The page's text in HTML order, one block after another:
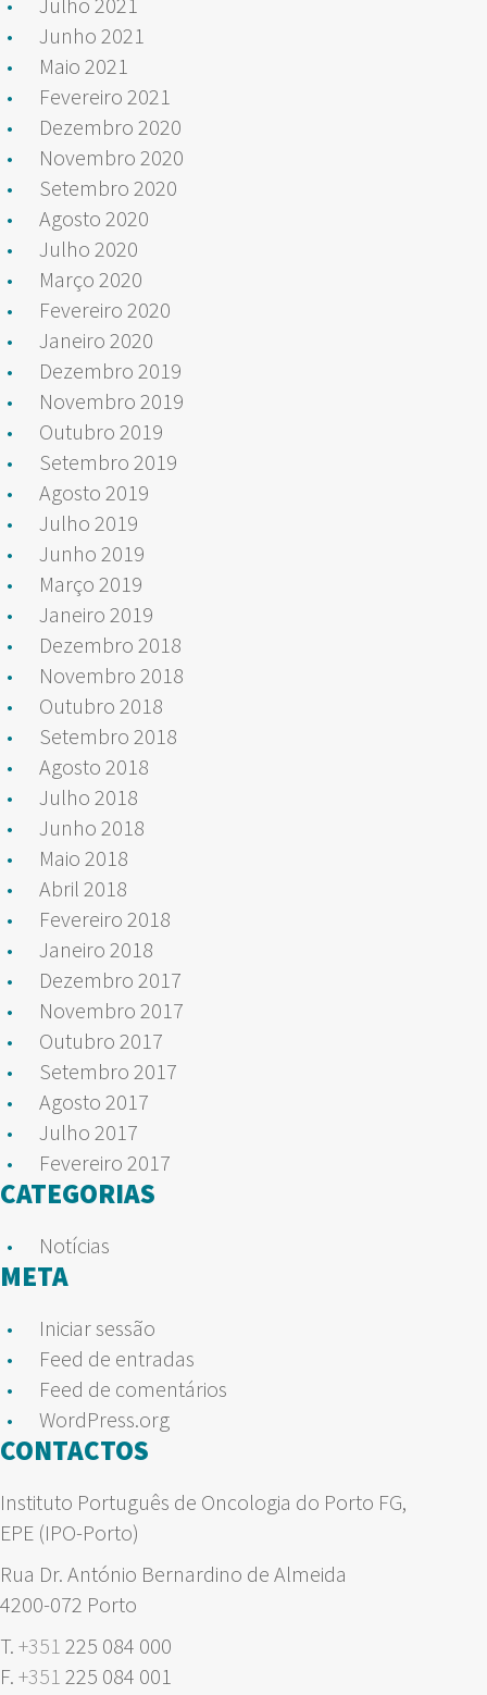
Junho 2021
Maio 2021
Fevereiro 2021
Dezembro 2020
Novembro 2020
Setembro 2020
Agosto 2020
Julho 2020
Março 2020
Fevereiro 2020
Janeiro 2020
Dezembro 2019
Novembro 2019
Outubro 2019
Setembro 2019
Agosto 2019
Julho 2019
Junho 2019
Março 2019
Janeiro 2019
Dezembro 2018
Novembro 2018
Outubro 2018
Setembro 2018
Agosto 2018
Julho 2018
Junho 2018
Maio 2018
Abril 2018
Fevereiro 2018
Janeiro 2018
Dezembro 2017
Novembro 2017
Outubro 2017
Setembro 2017
Agosto 2017
Julho 2017
Fevereiro 2017
CATEGORIAS
Notícias
META
Iniciar sessão
Feed de entradas
Feed de comentários
WordPress.org
CONTACTOS
Instituto Português de Oncologia do Porto FG,
EPE (IPO-Porto)
Rua Dr. António Bernardino de Almeida
4200-072 Porto
T. +351 225 084 000
F. +351 225 084 001